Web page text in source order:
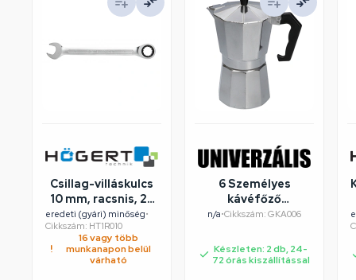
Csillag-villáskulcs
10 mm, racsnis, 25
év garancia,
HÖGERT HT1R010
eredeti (gyári) minőség•
Cikkszám: HT1R010
16 vagy több
munkanapon belül
várható
6 Személyes
kávéfőző
alumínium dobozos
n/a•Cikkszám: GKA006
Készleten: 2 db, 24-
72 órás kiszállítással